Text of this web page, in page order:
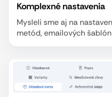
Komplexné nastavenia
Mysleli sme aj na
metód, emailových